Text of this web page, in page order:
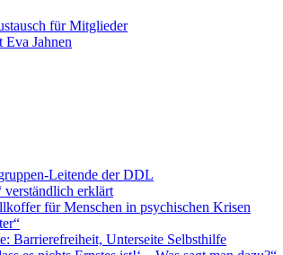
für Mitglieder
Eva Jahnen
Leitende der DDL
verständlich erklärt
für Menschen in psychischen Krisen
Barrierefreiheit, Unterseite Selbsthilfe